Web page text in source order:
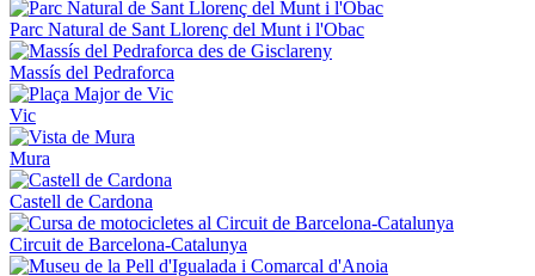
Parc Natural de Sant Llorenç del Munt i l'Obac
Massís del Pedraforca
Vic
Mura
Castell de Cardona
Circuit de Barcelona-Catalunya